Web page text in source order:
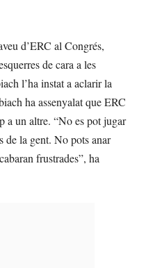
d’ERC al Congrés,
de cara a les
l’ha instat a aclarir la
ha assenyalat que ERC
a un altre. “No es pot jugar
de la gent. No pots anar
frustrades”, ha